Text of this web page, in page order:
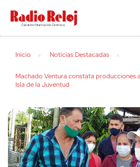
cerrar
Inicio Noticias Destacadas
Machado Ventura constata producciones
Isla de la Juventud